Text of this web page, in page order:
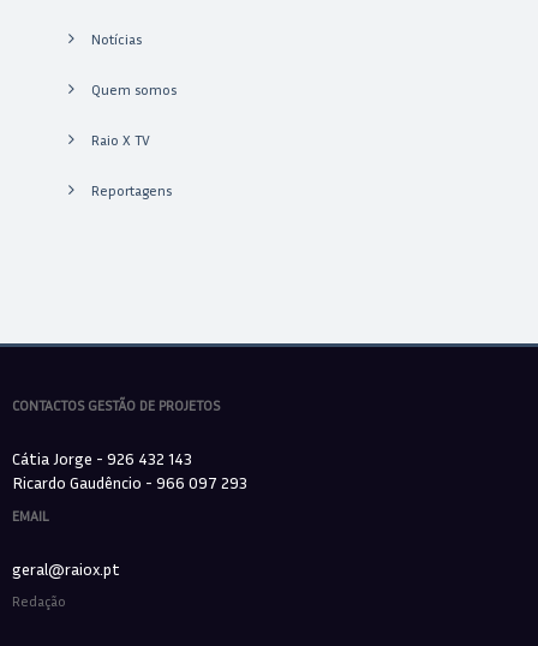
Notícias
Quem somos
Raio X TV
Reportagens
CONTACTOS GESTÃO DE PROJETOS
Cátia Jorge - 926 432 143
Ricardo Gaudêncio - 966 097 293
EMAIL
geral@raiox.pt
Redação